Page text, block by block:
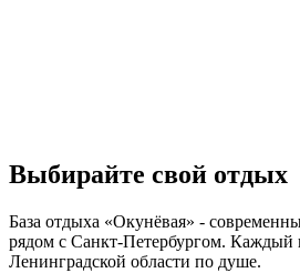
Выбирайте свой отдых
База отдыха «Окунёвая» -
рядом с Санкт-Петербургом. Каждый
Ленинградской области по душе.